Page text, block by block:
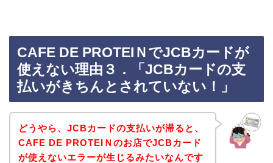
CAFE DE PROTEIＮでJCBカードが
使えない理由３．「JCBカードの支
払いがきちんとされていない！」
どうやら、JCBカードの支払いが滞ると、
CAFE DE PROTEIＮのお店でJCBカード
が使えないエラーが生じるみたいなんです